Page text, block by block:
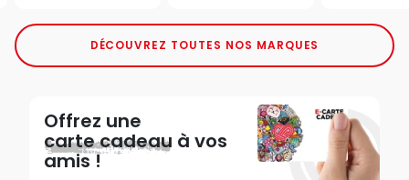
DÉCOUVREZ TOUTES NOS MARQUES
Offrez une
carte cadeau à vos
amis !